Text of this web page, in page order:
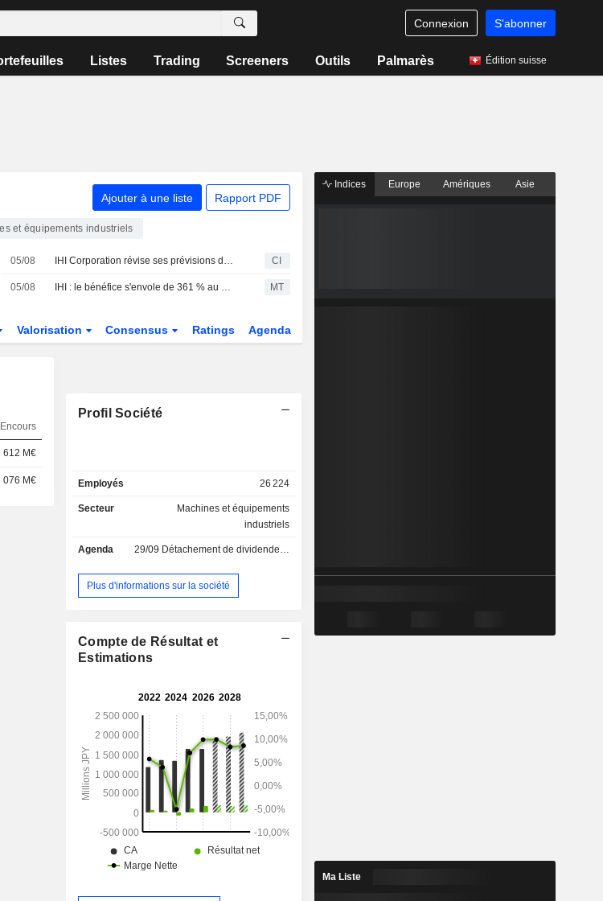
Connexion S'abonner
Listes Trading Screeners Outils Palmarès Édition suisse
Ajouter à une liste Rapport PDF
et équipements industriels
05/08 IHI Corporation révise ses prévisions de résultats consolidés pour l'exercice clos le 31 mars 2027 CI
05/08 IHI : le bénéfice s'envole de 361 % au premier trimestre, porté par la forte demande dans l'aéronautique et la défense MT
Valorisation Consensus Ratings Agenda
Encours
612 M€
076 M€
Profil Société
Employés 26 224
Secteur
Machines et équipements
industriels
Agenda 29/09 Détachement de dividende - 11.5 JPY
Plus d'informations sur la société
Compte de Résultat et
Estimations
Indices Europe Amériques Asie
Ma Liste